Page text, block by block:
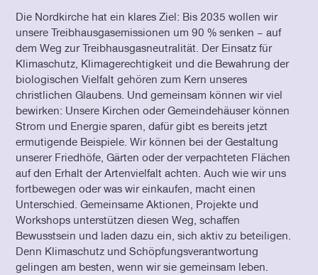
Die Nordkirche hat ein klares Ziel: Bis 2035 wollen wir
unsere Treibhausgasemissionen um 90 % senken – auf
dem Weg zur Treibhausgasneutralität. Der Einsatz für
Klimaschutz, Klimagerechtigkeit und die Bewahrung der
biologischen Vielfalt gehören zum Kern unseres
christlichen Glaubens. Und gemeinsam können wir viel
bewirken: Unsere Kirchen oder Gemeindehäuser können
Strom und Energie sparen, dafür gibt es bereits jetzt
ermutigende Beispiele. Wir können bei der Gestaltung
unserer Friedhöfe, Gärten oder der verpachteten Flächen
auf den Erhalt der Artenvielfalt achten. Auch wie wir uns
fortbewegen oder was wir einkaufen, macht einen
Unterschied. Gemeinsame Aktionen, Projekte und
Workshops unterstützen diesen Weg, schaffen
Bewusstsein und laden dazu ein, sich aktiv zu beteiligen.
Denn Klimaschutz und Schöpfungsverantwortung
gelingen am besten, wenn wir sie gemeinsam leben.